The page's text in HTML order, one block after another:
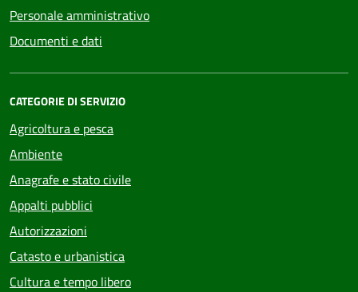
Personale amministrativo
Documenti e dati
CATEGORIE DI SERVIZIO
Agricoltura e pesca
Ambiente
Anagrafe e stato civile
Appalti pubblici
Autorizzazioni
Catasto e urbanistica
Cultura e tempo libero